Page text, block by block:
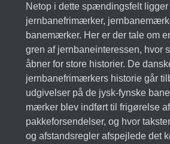
Netop i dette spændingsfelt ligger
jernbanefrimærker,
banemærker. Her er der tale om
gren af jernbaneinteressen, hvor
åbner for store historier. De
jernbanefrimærkers historie går
udgivelser på de jysk-fynske
mærker blev indført til frigørelse af
pakkeforsendelser, og hvor
og afstandsregler afspejlede det